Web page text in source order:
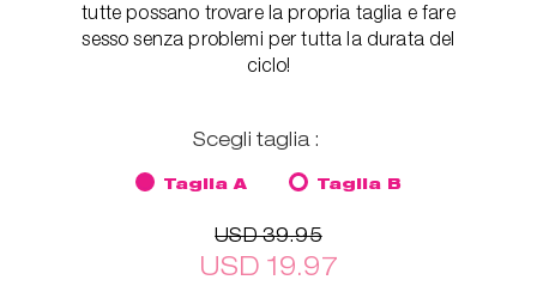
tutte possano trovare la propria taglia e fare
sesso senza problemi per tutta la durata del
ciclo!
Scegli taglia :
Taglia A Taglia B
USD 39.95
USD 19.97